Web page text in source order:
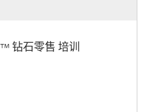
钻石零售 培训